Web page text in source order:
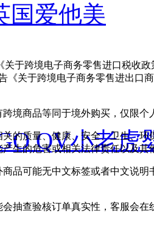
关于跨境电子商务零售进口税收
《关于跨境电子商务零售进出口
境商品等同于境外购买，仅限
的质量、健康、安全、卫生、
生的危害或相关法律责任以及
品可能无中文标签或者中文说
抽查验核订单真实性，客服会
国爱他美
QV小老虎